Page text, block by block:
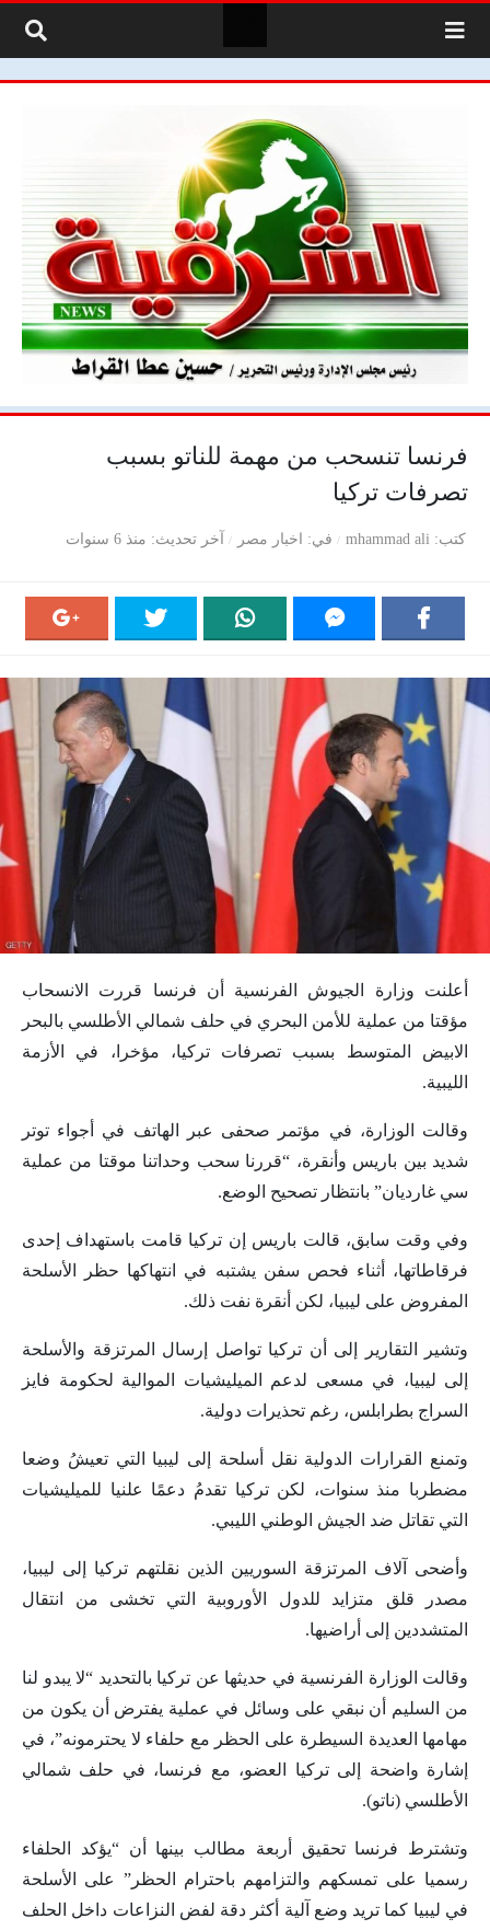
فرنسا تنسحب من مهمة للناتو بسبب
تصرفات تركيا
كتب mhammad ali في اخبار مصر آخر تحديث منذ 6 سنوات
أعلنت وزارة الجيوش الفرنسية أن فرنسا قررت الانسحاب
مؤقتا من عملية للأمن البحري في حلف شمالي الأطلسي بالبحر
الابيض المتوسط بسبب تصرفات تركيا، مؤخرا، في الأزمة
الليبية.
وقالت الوزارة، في مؤتمر صحفى عبر الهاتف في أجواء توتر
شديد بين باريس وأنقرة، “قررنا سحب وحداتنا موقتا من عملية
سي غارديان” بانتظار تصحيح الوضع.
وفي وقت سابق، قالت باريس إن تركيا قامت باستهداف إحدى
فرقاطاتها، أثناء فحص سفن يشتبه في انتهاكها حظر الأسلحة
المفروض على ليبيا، لكن أنقرة نفت ذلك.
وتشير التقارير إلى أن تركيا تواصل إرسال المرتزقة والأسلحة
إلى ليبيا، في مسعى لدعم الميليشيات الموالية لحكومة فايز
السراج بطرابلس، رغم تحذيرات دولية.
وتمنع القرارات الدولية نقل أسلحة إلى ليبيا التي تعيشُ وضعا
مضطربا منذ سنوات، لكن تركيا تقدمُ دعمًا علنيا للميليشيات
التي تقاتل ضد الجيش الوطني الليبي.
وأضحى آلاف المرتزقة السوريين الذين نقلتهم تركيا إلى ليبيا،
مصدر قلق متزايد للدول الأوروبية التي تخشى من انتقال
المتشددين إلى أراضيها.
وقالت الوزارة الفرنسية في حديثها عن تركيا بالتحديد “لا يبدو لنا
من السليم أن نبقي على وسائل في عملية يفترض أن يكون من
مهامها العديدة السيطرة على الحظر مع حلفاء لا يحترمونه”، في
إشارة واضحة إلى تركيا العضو، مع فرنسا، في حلف شمالي
الأطلسي (ناتو).
وتشترط فرنسا تحقيق أربعة مطالب بينها أن “يؤكد الحلفاء
رسميا على تمسكهم والتزامهم باحترام الحظر” على الأسلحة
في ليبيا كما تريد وضع آلية أكثر دقة لفض النزاعات داخل الحلف